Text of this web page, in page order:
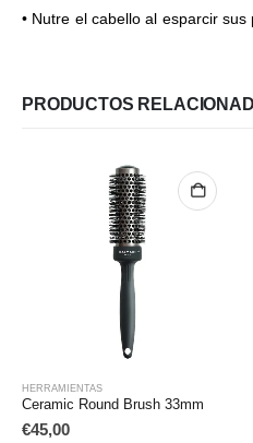
• Nutre el cabello al esparcir
PRODUCTOS
HERRAMIENTAS
Ceramic Round Brush 33mm
€45,00